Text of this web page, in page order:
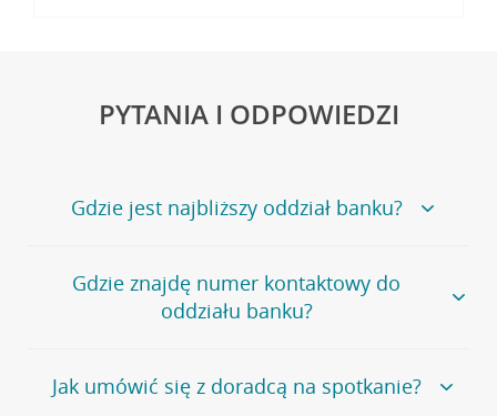
PYTANIA I ODPOWIEDZI
Gdzie jest najbliższy oddział banku?
Jeśli szukasz oddziału naszego banku, zapraszamy na
stronęPlacówki i bankomaty, na której znajduje się
wygodna wyszukiwarka.
oddziałów
Gdzie znajdę numer kontaktowy do
oddziału banku?
Bank Credit Agricole nie udostępnia ogólnego numeru
telefonu do placówki bankowej.
Jak umówić się z doradcą na spotkanie?